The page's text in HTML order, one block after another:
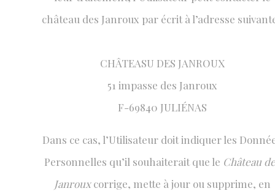
château des Janroux par écrit à l’adresse
CHÂTEASU DES JANROUX
51 impasse des Janroux
F-69840 JULIÉNAS
Dans ce cas, l’Utilisateur doit indiquer les
Personnelles qu’il souhaiterait que le Château
Janrouxcorrige, mette à jour ou supprime, en